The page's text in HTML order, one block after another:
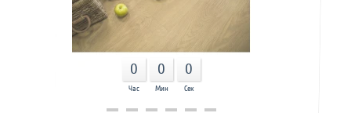
0
Час
0
Мин
0
Сек